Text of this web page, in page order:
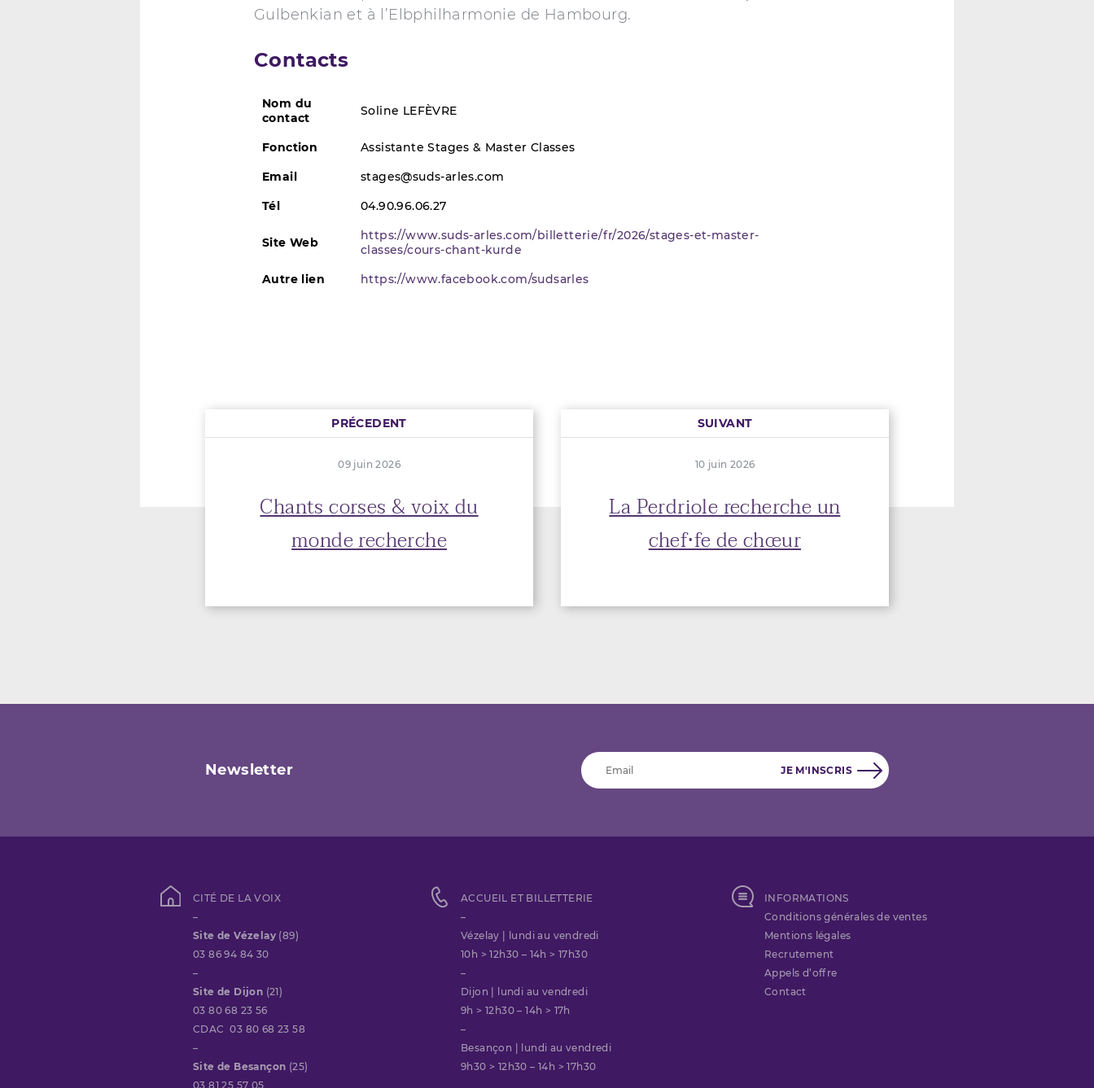
Gulbenkian et à l’Elbphilharmonie de Hambourg.
Contacts
Nom du
contact
Soline LEFÈVRE
Fonction
Assistante Stages & Master Classes
Email
stages@suds-arles.com
Tél
04.90.96.06.27
Site Web
https://www.suds-arles.com/billetterie/fr/2026/stages-et-master-
classes/cours-chant-kurde
Autre lien
https://www.facebook.com/sudsarles
PRÉCEDENT
09 juin 2026
Chants corses & voix du
monde recherche
SUIVANT
10 juin 2026
La Perdriole recherche un
chef·fe de chœur
Newsletter
CITÉ DE LA VOIX
–
Site de Vézelay (89)
03 86 94 84 30
–
Site de Dijon (21)
03 80 68 23 56
CDAC 03 80 68 23 58
–
Site de Besançon (25)
03 81 25 57 05
ACCUEIL ET BILLETTERIE
–
Vézelay | lundi au vendredi
10h > 12h30 – 14h > 17h30
–
Dijon | lundi au vendredi
9h > 12h30 – 14h > 17h
–
Besançon | lundi au vendredi
9h30 > 12h30 – 14h > 17h30
INFORMATIONS
Conditions générales de ventes
Mentions légales
Recrutement
Appels d’offre
Contact